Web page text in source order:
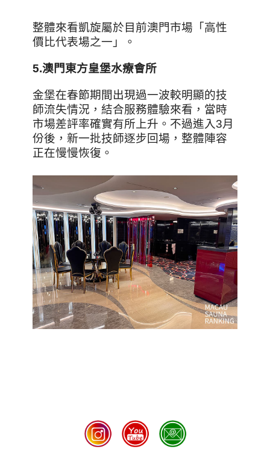
整體來看凱旋屬於目前澳門市場「高性
價比代表場之一」。
5.澳門東方皇堡水療會所
金堡在春節期間出現過一波較明顯的技
師流失情況，結合服務體驗來看，當時
市場差評率確實有所上升。不過進入3月
份後，新一批技師逐步回場，整體陣容
正在慢慢恢復。